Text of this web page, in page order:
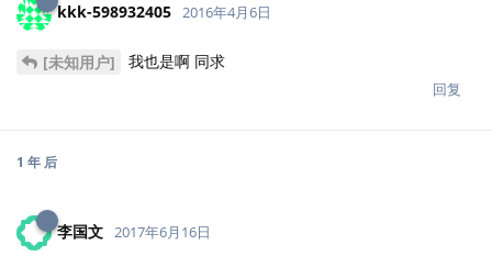
kkk-598932405 2016年4月6日
[未知用户] 我也是啊 同求
回复
1 年 后
李国文 2017年6月16日